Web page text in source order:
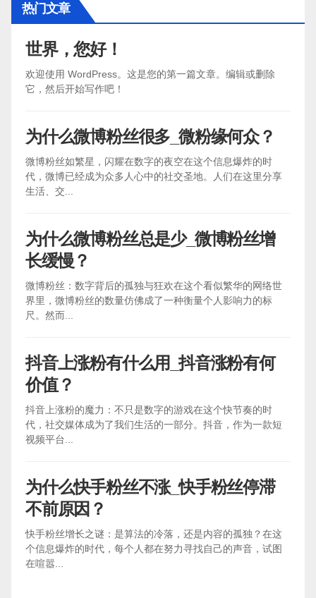
热门文章
世界，您好！
欢迎使用 WordPress。这是您的第一篇文章。编辑或删除
它，然后开始写作吧！
为什么微博粉丝很多_微粉缘何众？
微博粉丝如繁星，闪耀在数字的夜空在这个信息爆炸的时
代，微博已经成为众多人心中的社交圣地。人们在这里分享
生活、交...
为什么微博粉丝总是少_微博粉丝增
长缓慢？
微博粉丝：数字背后的孤独与狂欢在这个看似繁华的网络世
界里，微博粉丝的数量仿佛成了一种衡量个人影响力的标
尺。然而...
抖音上涨粉有什么用_抖音涨粉有何
价值？
抖音上涨粉的魔力：不只是数字的游戏在这个快节奏的时
代，社交媒体成为了我们生活的一部分。抖音，作为一款短
视频平台...
为什么快手粉丝不涨_快手粉丝停滞
不前原因？
快手粉丝增长之谜：是算法的冷落，还是内容的孤独？在这
个信息爆炸的时代，每个人都在努力寻找自己的声音，试图
在喧嚣...